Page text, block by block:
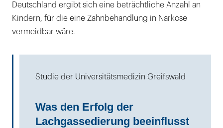
Deutschland ergibt sich eine beträchtliche Anzahl an
Kindern, für die eine Zahnbehandlung in Narkose
vermeidbar wäre.
Studie der Universitätsmedizin Greifswald
Was den Erfolg der
Lachgassedierung beeinflusst